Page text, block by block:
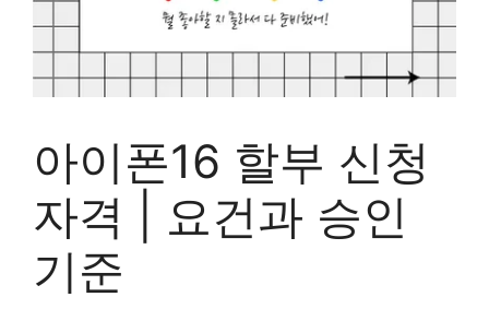
아이폰16 할부 신청
자격 | 요건과 승인
기준